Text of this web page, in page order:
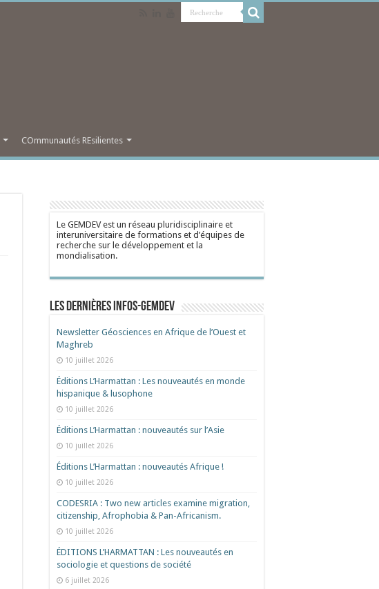
COmmunautés REsilientes
Le GEMDEV est un réseau pluridisciplinaire et
interuniversitaire de formations et d’équipes de
recherche sur le développement et la
mondialisation.
Les dernières Infos-Gemdev
Newsletter Géosciences en Afrique de l’Ouest et
Maghreb
10 juillet 2026
Éditions L’Harmattan : Les nouveautés en monde
hispanique & lusophone
10 juillet 2026
Éditions L’Harmattan : nouveautés sur l’Asie
10 juillet 2026
Éditions L’Harmattan : nouveautés Afrique !​
10 juillet 2026
CODESRIA : Two new articles examine migration,
citizenship, Afrophobia & Pan-Africanism.
10 juillet 2026
ÉDITIONS L’HARMATTAN : Les nouveautés en
sociologie et questions de société
6 juillet 2026